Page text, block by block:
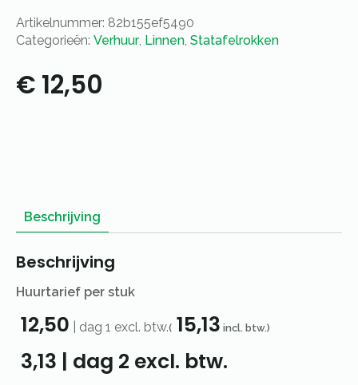
Artikelnummer: 82b155ef5490
Categorieën: Verhuur, Linnen, Statafelrokken
€ 12,50
Beschrijving
Beschrijving
Huurtarief per stuk
12,50 dag 1 excl. btw.( 15,13 incl. btw.)
3,13 | dag 2 excl. btw.